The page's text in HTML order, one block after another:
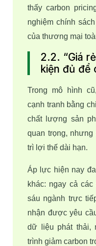
thấy carbon
nghiệm chính
của thương mại
2.2. “Giá
kiện đủ để
Trong mô hình
cạnh tranh bằng
chất lượng sản
quan trọng,
trì lợi thế dài hạn.
Áp lực hiện nay
khác: ngay cả
sáu ngành trực
nhận được yêu
dữ liệu phát thải,
trình giảm carbon